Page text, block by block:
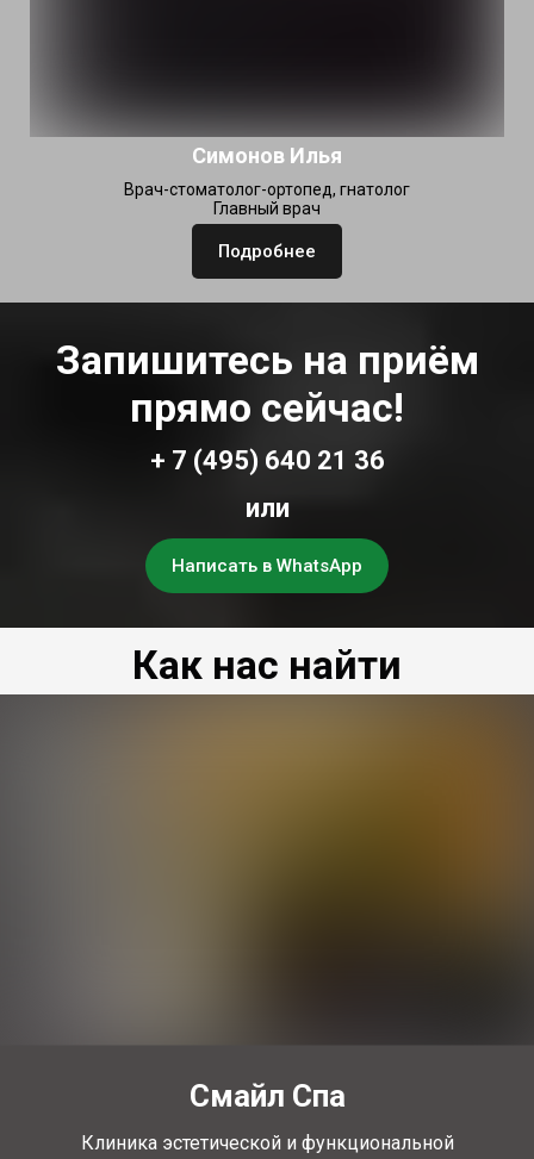
Симонов Илья
Врач-стоматолог-ортопед, гнатолог
Главный врач
Подробнее
Запишитесь на приём
прямо сейчас!
+ 7 (495) 640 21 36
или
Написать в WhatsApp
Как нас найти
Смайл Спа
Клиника эстетической и функциональной